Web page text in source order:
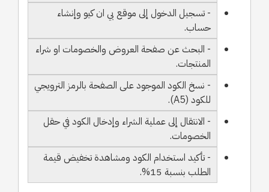
- تسجيل الدخول إلى موقع بي ان كيو وإنشاء
حساب.
- البحث عن صفحة العروض والخصومات او شراء
المنتجات.
- نسخ الكود الموجود على الصفحة بالرمز الترويجي
للكود (A5).
- الانتقال إلى عملية الشراء وإدخال الكود في حقل
الخصومات.
- تأكيد استخدام الكود ومشاهدة تخفيض قيمة
الطلب بنسبة 15%.